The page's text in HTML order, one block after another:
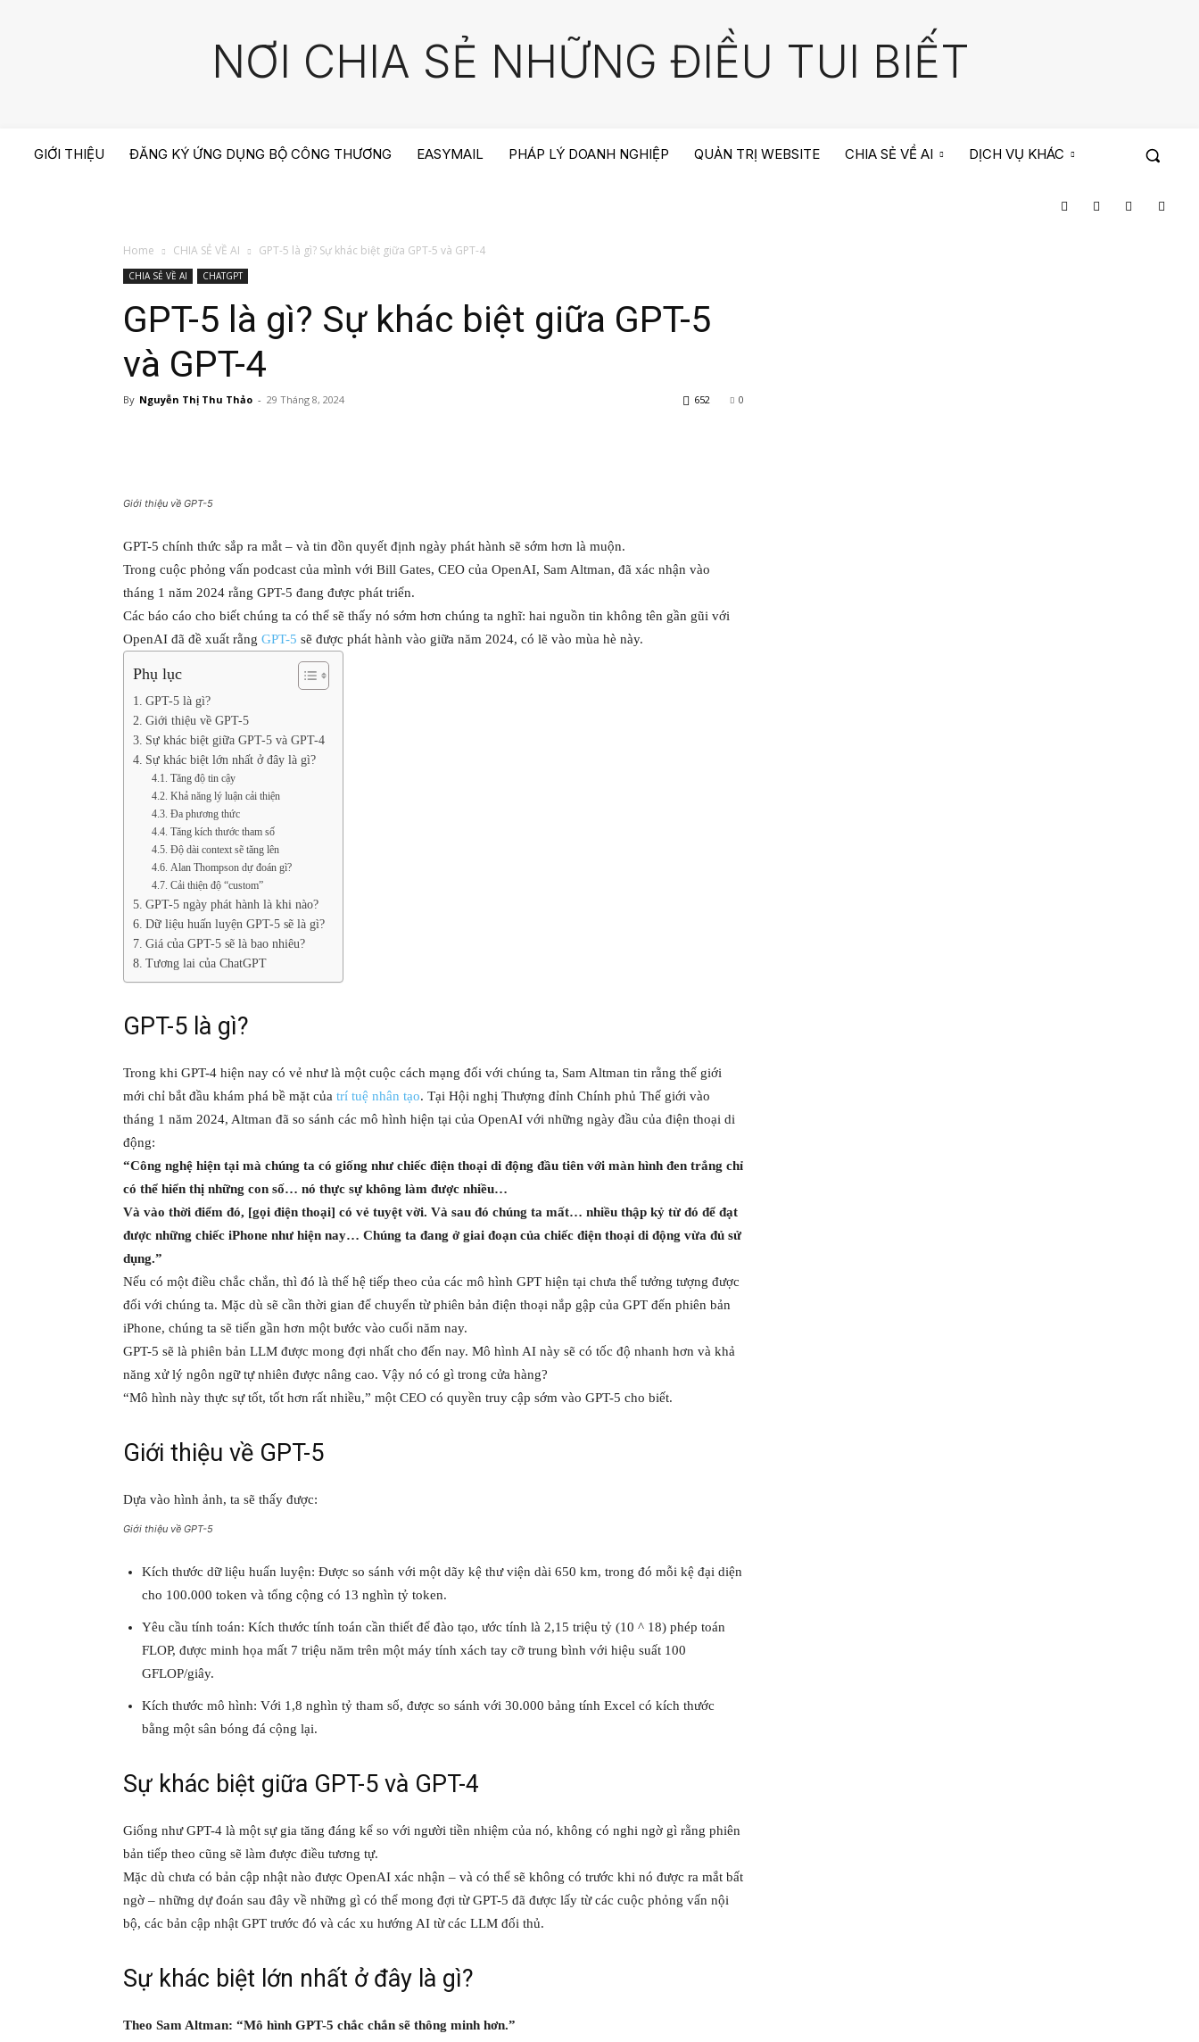
NƠI CHIA SẺ NHỮNG ĐIỀU TUI BIẾT
GIỚI THIỆU ĐĂNG KÝ ỨNG DỤNG BỘ CÔNG THƯƠNG EASYMAIL PHÁP LÝ DOANH NGHIỆP QUẢN TRỊ WEBSITE CHIA SẺ VỀ AI DỊCH VỤ KHÁC
Home CHIA SẺ VỀ AI GPT-5 là gì? Sự khác biệt giữa GPT-5 và GPT-4
CHIA SẺ VỀ AI CHATGPT
GPT-5 là gì? Sự khác biệt giữa GPT-5
và GPT-4
By Nguyễn Thị Thu Thảo - 29 Tháng 8, 2024 0
652
Giới thiệu về GPT-5
GPT-5 chính thức sắp ra mắt – và tin đồn quyết định ngày phát hành sẽ sớm hơn là muộn.
Trong cuộc phỏng vấn podcast của mình với Bill Gates, CEO của OpenAI, Sam Altman, đã xác nhận vào
tháng 1 năm 2024 rằng GPT-5 đang được phát triển.
Các báo cáo cho biết chúng ta có thể sẽ thấy nó sớm hơn chúng ta nghĩ: hai nguồn tin không tên gần gũi với
OpenAI đã đề xuất rằng GPT-5 sẽ được phát hành vào giữa năm 2024, có lẽ vào mùa hè này.
Phụ lục
GPT-5 là gì?
Giới thiệu về GPT-5
Sự khác biệt giữa GPT-5 và GPT-4
Sự khác biệt lớn nhất ở đây là gì?
Tăng độ tin cậy
Khả năng lý luận cải thiện
Đa phương thức
Tăng kích thước tham số
Độ dài context sẽ tăng lên
Alan Thompson dự đoán gì?
Cải thiện độ “custom”
GPT-5 ngày phát hành là khi nào?
Dữ liệu huấn luyện GPT-5 sẽ là gì?
Giá của GPT-5 sẽ là bao nhiêu?
Tương lai của ChatGPT
GPT-5 là gì?
Trong khi GPT-4 hiện nay có vẻ như là một cuộc cách mạng đối với chúng ta, Sam Altman tin rằng thế giới
mới chỉ bắt đầu khám phá bề mặt của trí tuệ nhân tạo. Tại Hội nghị Thượng đỉnh Chính phủ Thế giới vào
tháng 1 năm 2024, Altman đã so sánh các mô hình hiện tại của OpenAI với những ngày đầu của điện thoại di
động:
“Công nghệ hiện tại mà chúng ta có giống như chiếc điện thoại di động đầu tiên với màn hình đen trắng chỉ
có thể hiển thị những con số… nó thực sự không làm được nhiều…
Và vào thời điểm đó, [gọi điện thoại] có vẻ tuyệt vời. Và sau đó chúng ta mất… nhiều thập kỷ từ đó để đạt
được những chiếc iPhone như hiện nay… Chúng ta đang ở giai đoạn của chiếc điện thoại di động vừa đủ sử
dụng.”
Nếu có một điều chắc chắn, thì đó là thế hệ tiếp theo của các mô hình GPT hiện tại chưa thể tưởng tượng được
đối với chúng ta. Mặc dù sẽ cần thời gian để chuyển từ phiên bản điện thoại nắp gập của GPT đến phiên bản
iPhone, chúng ta sẽ tiến gần hơn một bước vào cuối năm nay.
GPT-5 sẽ là phiên bản LLM được mong đợi nhất cho đến nay. Mô hình AI này sẽ có tốc độ nhanh hơn và khả
năng xử lý ngôn ngữ tự nhiên được nâng cao. Vậy nó có gì trong cửa hàng?
“Mô hình này thực sự tốt, tốt hơn rất nhiều,” một CEO có quyền truy cập sớm vào GPT-5 cho biết.
Giới thiệu về GPT-5
Dựa vào hình ảnh, ta sẽ thấy được:
Giới thiệu về GPT-5
Kích thước dữ liệu huấn luyện: Được so sánh với một dãy kệ thư viện dài 650 km, trong đó mỗi kệ đại diện
cho 100.000 token và tổng cộng có 13 nghìn tỷ token.
Yêu cầu tính toán: Kích thước tính toán cần thiết để đào tạo, ước tính là 2,15 triệu tỷ (10 ^ 18) phép toán
FLOP, được minh họa mất 7 triệu năm trên một máy tính xách tay cỡ trung bình với hiệu suất 100
GFLOP/giây.
Kích thước mô hình: Với 1,8 nghìn tỷ tham số, được so sánh với 30.000 bảng tính Excel có kích thước
bằng một sân bóng đá cộng lại.
Sự khác biệt giữa GPT-5 và GPT-4
Giống như GPT-4 là một sự gia tăng đáng kể so với người tiền nhiệm của nó, không có nghi ngờ gì rằng phiên
bản tiếp theo cũng sẽ làm được điều tương tự.
Mặc dù chưa có bản cập nhật nào được OpenAI xác nhận – và có thể sẽ không có trước khi nó được ra mắt bất
ngờ – những dự đoán sau đây về những gì có thể mong đợi từ GPT-5 đã được lấy từ các cuộc phỏng vấn nội
bộ, các bản cập nhật GPT trước đó và các xu hướng AI từ các LLM đối thủ.
Sự khác biệt lớn nhất ở đây là gì?
Theo Sam Altman: “Mô hình GPT-5 chắc chắn sẽ thông minh hơn.”